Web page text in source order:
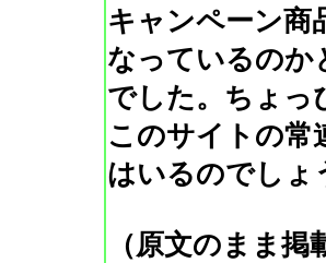
キャンペーン商
なっているのか
でした。ちょっ
このサイトの常
はいるのでしょ
（原文のまま掲